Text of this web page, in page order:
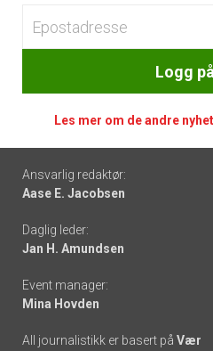
Logg på
Les mer om de andre
Footer
-
links
Ansvarlig redaktør:
Aase E. Jacobsen
Daglig leder:
Jan H. Amundsen
Event manager:
Mina Hovden
All journalistikk er basert på Vær